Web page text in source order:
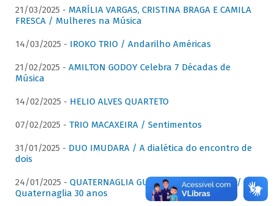
21/03/2025 - MARÍLIA VARGAS, CRISTINA BRAGA E CAMILA
FRESCA / Mulheres na Música
14/03/2025 - IROKO TRIO / Andarilho Américas
21/02/2025 - AMILTON GODOY Celebra 7 Décadas de
Música
14/02/2025 - HELIO ALVES QUARTETO
07/02/2025 - TRIO MACAXEIRA / Sentimentos
31/01/2025 - DUO IMUDARA / A dialética do encontro de
dois
24/01/2025 - QUATERNAGLIA GUITAR QUARTET (QGQ) /
Quaternaglia 30 anos